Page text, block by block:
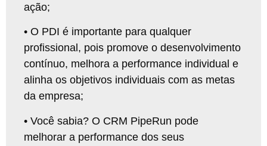
ação;
• O PDI é importante para qualquer
profissional, pois promove o desenvolvimento
contínuo, melhora a performance individual e
alinha os objetivos individuais com as metas
da empresa;
• Você sabia? O CRM PipeRun pode
melhorar a performance dos seus